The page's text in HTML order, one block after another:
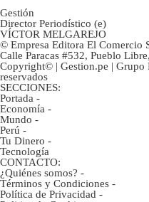
Gestión
Director Periodístico (e)
VÍCTOR MELGAREJO
© Empresa Editora El Comercio
Calle Paracas #532, Pueblo
Copyright© | Gestion.pe | Grupo
reservados
SECCIONES:
Portada -
Economía -
Mundo -
Perú -
Tu Dinero -
Tecnología
CONTACTO:
¿Quiénes somos? -
Términos y Condiciones -
Política de Privacidad -